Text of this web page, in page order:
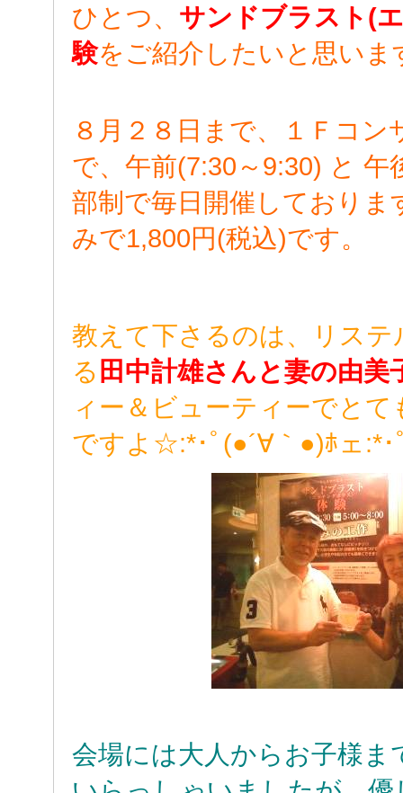
ひとつ、 サンドブラスト(
験をご紹介したいと思いま
８月２８日まで、１Ｆコン
で、午前(7:30～9:30) と 午
部制で毎日開催しておりま
みで1,800円(税込)です。
教えて下さるのは、リス
る 田中計雄さんと妻の由美
ィー＆ビューティーでと
ですよ ☆:*･ﾟ(●´∀｀●)ﾎェ:*･
会場には大人からお子様ま